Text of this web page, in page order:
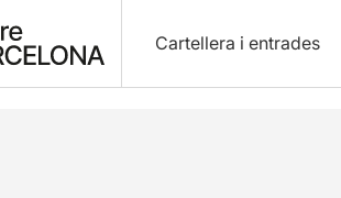
Cartellera i entrades